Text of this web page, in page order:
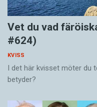
Vet du vad
#624)
KVISS
I det här kvisset möter
betyder?